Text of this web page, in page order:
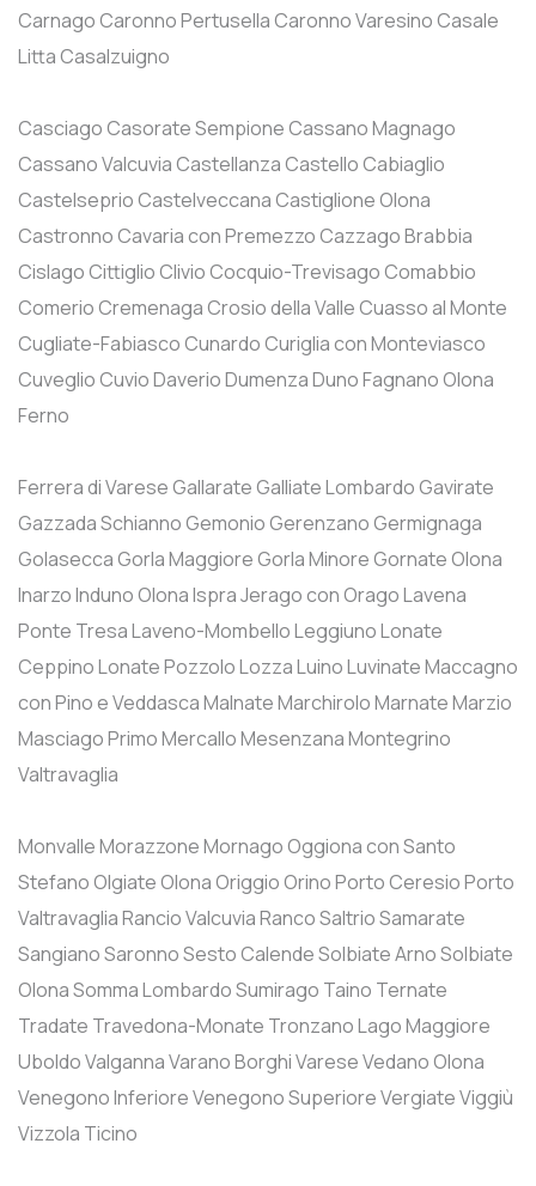
Carnago Caronno Pertusella Caronno Varesino Casale
Litta Casalzuigno
Casciago Casorate Sempione Cassano Magnago
Cassano Valcuvia Castellanza Castello Cabiaglio
Castelseprio Castelveccana Castiglione Olona
Castronno Cavaria con Premezzo Cazzago Brabbia
Cislago Cittiglio Clivio Cocquio-Trevisago Comabbio
Comerio Cremenaga Crosio della Valle Cuasso al Monte
Cugliate-Fabiasco Cunardo Curiglia con Monteviasco
Cuveglio CuvioDaverioDumenzaDunoFagnano Olona
Ferno
Ferrera di Varese Gallarate Galliate Lombardo Gavirate
Gazzada Schianno Gemonio Gerenzano Germignaga
Golasecca Gorla Maggiore Gorla Minore Gornate Olona
InarzoInduno OlonaIspraJerago con OragoLavena
Ponte TresaLaveno-MombelloLeggiunoLonate
CeppinoLonate PozzoloLozzaLuinoLuvinateMaccagno
con Pino e VeddascaMalnateMarchiroloMarnateMarzio
Masciago PrimoMercalloMesenzanaMontegrino
Valtravaglia
MonvalleMorazzoneMornago Oggiona con Santo
Stefano Olgiate Olona Origgio OrinoPorto CeresioPorto
ValtravagliaRancio ValcuviaRancoSaltrioSamarate
SangianoSaronnoSesto CalendeSolbiate ArnoSolbiate
OlonaSomma LombardoSumirago Taino Ternate
Tradate Travedona-Monate Tronzano Lago Maggiore
UboldoValgannaVarano BorghiVareseVedano Olona
Venegono InferioreVenegono SuperioreVergiateViggiù
Vizzola Ticino